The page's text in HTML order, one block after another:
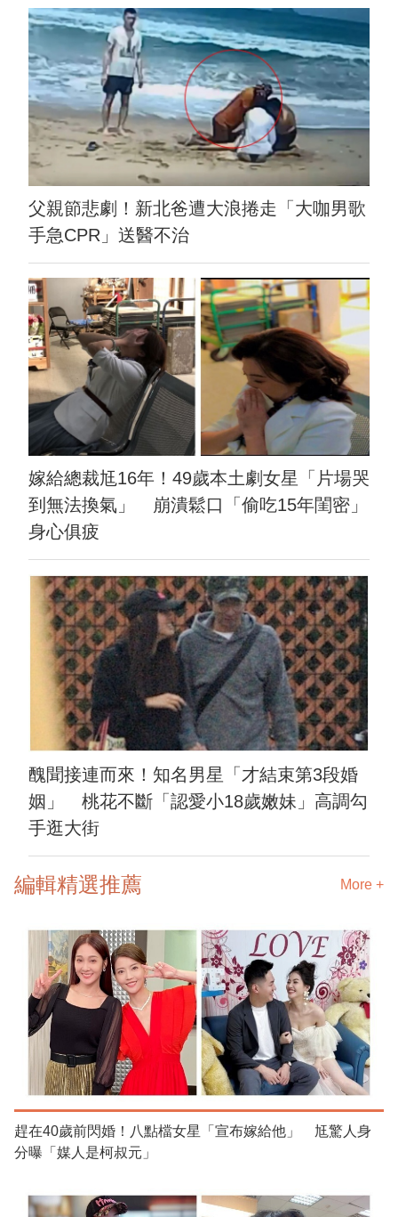
父親節悲劇！新北爸遭大浪捲走「大咖男歌
手急CPR」送醫不治
嫁給總裁尪16年！49歲本土劇女星「片場哭
到無法換氣」 崩潰鬆口「偷吃15年閨密」
身心俱疲
醜聞接連而來！知名男星「才結束第3段婚
姻」 桃花不斷「認愛小18歲嫩妹」高調勾
手逛大街
編輯精選推薦 More +
趕在40歲前閃婚！八點檔女星「宣布嫁給他」 尪驚人身
分曝「媒人是柯叔元」